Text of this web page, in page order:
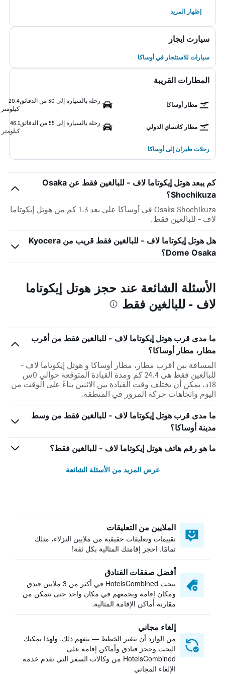
إظهار المزيد
سيارت ايجار
سيارات للاستئجار في أوساكا
المطارات القريبة
مطار أوساكا
رحلة بالسيارة إلى 30 من الدقائق
20.4
كيلومتر
مطار كانساي الدولي
رحلة بالسيارة إلى 55 من الدقائق
46.1
كيلومتر
رحلات طيران إلى أوساكا
كم يبعد هوتل إيكوتاما لاف - للبالغين فقط عن Osaka
Shochikuza؟
Osaka Shochikuza في أوساكا على بعد 1.3 كم من هوتل إيكوتاما
لاف - للبالغين فقط.
هل هوتل إيكوتاما لاف - للبالغين فقط قريب من Kyocera
Dome Osaka؟
الأسئلة الشائعة عند حجز هوتل إيكوتاما
لاف - للبالغين فقط
ما مدى قرب هوتل إيكوتاما لاف - للبالغين فقط من أقرب
مطار، مطار أوساكا؟
المسافة بين أقرب مطار، مطار أوساكا و هوتل إيكوتاما لاف -
للبالغين فقط هي 24.4 كم ومدة القيادة المتوقعة حوالي 0س
18د. يمكن أن يختلف وقت القيادة بين الاثنين بناءً على الوقت من
اليوم واتجاهات حركة المرور في المنطقة.
ما مدى قرب هوتل إيكوتاما لاف - للبالغين فقط من وسط
مدينة أوساكا؟
ما هو رقم هاتف هوتل إيكوتاما لاف - للبالغين فقط؟
عرض المزيد من الأسئلة الشائعة
الملايين من التعليقات
تقييمات وتعليقات حقيقية من ملايين النزلاء، مثلك
تمامًا. احجز إقامتك المثالية بكل ثقة!
أفضل صفقات الفنادق
يبحث HotelsCombined في أكثر من 3 ملايين فندق
ومكان إقامة ويجمعهم في مكان واحد حتى تتمكن من
مقارنة أماكن الإقامة المثالية.
إلغاء مجاني
من الوارد أن تتغير الخطط — نتفهم ذلك. ولهذا يمكنك
البحث وحجز فنادق وأماكن إقامة على
HotelsCombined من وكالات السفر التي تقدم خدمة
الإلغاء المجاني